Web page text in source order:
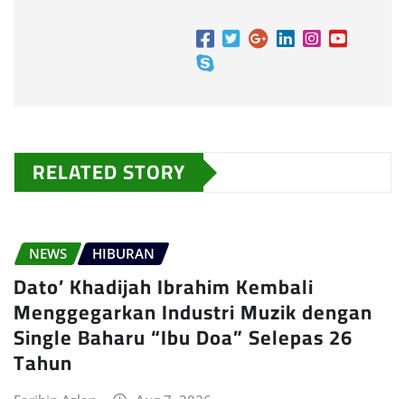
RELATED STORY
NEWS HIBURAN
Dato’ Khadijah Ibrahim Kembali
Menggegarkan Industri Muzik dengan
Single Baharu “Ibu Doa” Selepas 26
Tahun